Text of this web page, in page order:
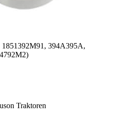
1851392M91, 394A395A,
Traktoren